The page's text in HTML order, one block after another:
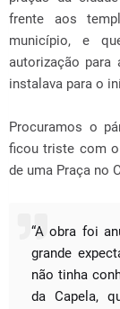
frente aos
município, e
autorização para
instalava para o
Procuramos o
ficou triste com
de uma Praça no
“A obra foi
grande
não tinha
da Capela,